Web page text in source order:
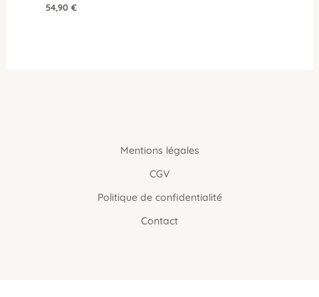
54,90 €
Mentions légales
CGV
Politique de confidentialité
Contact